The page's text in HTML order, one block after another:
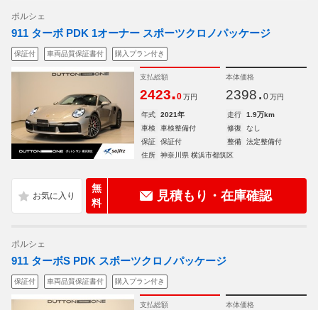
ポルシェ
911 ターボ PDK 1オーナー スポーツクロノパッケージ
保証付 車両品質保証書付 購入プラン付き
支払総額
2423.0 万円
本体価格
2398. 0 万円
年式 2021年 走行
1.9万km
車検
車検整備付 修復
なし
保証
保証付 整備
法定整備付
住所
神奈川県 横浜市都筑区
無
料
見積もり・在庫確認
ポルシェ
911 ターボS PDK スポーツクロノパッケージ
保証付 車両品質保証書付 購入プラン付き
支払総額 本体価格